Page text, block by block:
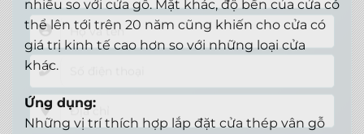
nhiều so với cửa gỗ. Mặt khác, độ bền của cửa có
thể lên tới trên 20 năm cũng khiến cho cửa có
giá trị kinh tế cao hơn so với những loại cửa
khác.
Ứng dụng:
Những vị trí thích hợp lắp đặt cửa thép vân gỗ